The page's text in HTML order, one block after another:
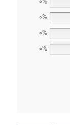
0%
0%
0%